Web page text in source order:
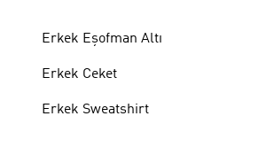
Erkek Eşofman Altı
Erkek Ceket
Erkek Sweatshirt